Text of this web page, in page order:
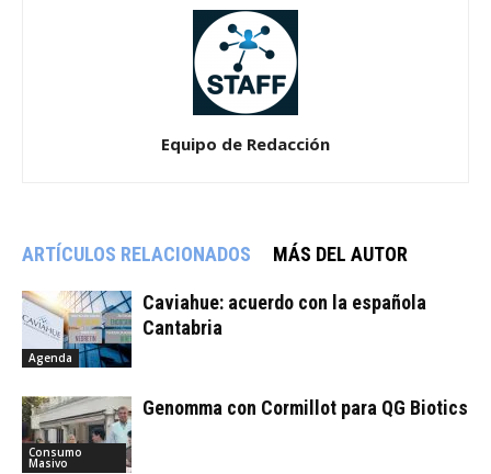
Equipo de Redacción
ARTÍCULOS RELACIONADOS MÁS DEL AUTOR
Agenda
Caviahue: acuerdo con la española
Cantabria
Consumo
Masivo
Genomma con Cormillot para QG Biotics